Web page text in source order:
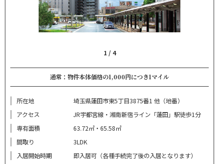
1 / 4
通常：物件本体価格の1,000円につき1マイル
所在地
埼玉県蓮田市東5丁目3875番1 他（地番）
アクセス
JR宇都宮線・湘南新宿ライン「蓮田」駅徒歩1分
専有面積
63.72㎡・65.58㎡
間取り
3LDK
入居開始時期
即入居可（各種手続完了後の入居となります）